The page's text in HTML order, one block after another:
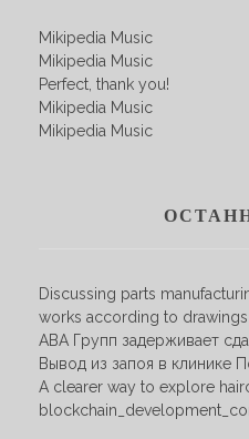
Mikipedia Music
Mikipedia Music
Perfect, thank you!
Mikipedia Music
Mikipedia Music
Discussing parts
works according to drawings
АВА Групп задерживает
Вывод из запоя в клинике
A clearer way to explore